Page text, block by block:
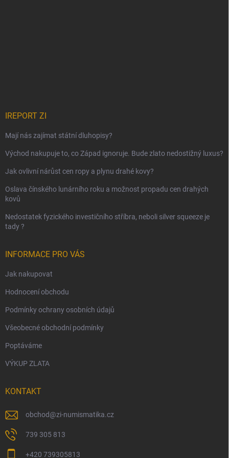
IREPORT ZI
Mají nás zajímat státní dluhopisy?
Východ nakupuje to, co Západ ignoruje. Bude zlato nedostižný luxus?
Jak ovlivní nárůst cen ropy a plynu drahé kovy?
Oslava čínského lunárního roku a možnost propadu cen drahých
kovů
Nedostatek fyzického investičního stříbra, neboli silver squeeze je
tady ?
INFORMACE PRO VÁS
Jak nakupovat
Hodnocení obchodu
Podmínky ochrany osobních údajů
Všeobecné obchodní podmínky
Poptáváme
VÝKUP ZLATA
KONTAKT
obchod@zi-numismatika.cz
739 305 813
+420 739305813